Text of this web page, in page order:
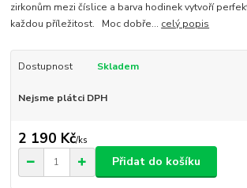
zirkonům mezi číslice a barva hodinek vytvoří
každou příležitost. Moc dobře... celý popis
Dostupnost Skladem
Nejsme plátci DPH
2 190 Kč/ks
Přidat do košíku